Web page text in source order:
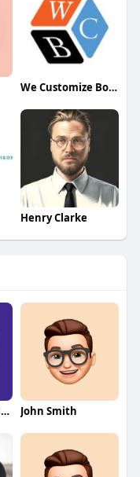
We Customize Boxes
Henry Clarke
Trusted Online Betting ID John Smith